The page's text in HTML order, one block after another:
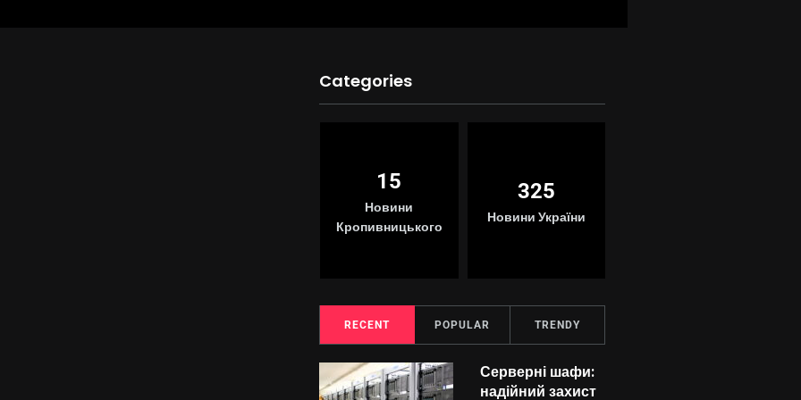
Categories
15
Новини
Кропивницького
325
Новини України
RECENT POPULAR TRENDY
Серверні шафи:
надійний захист